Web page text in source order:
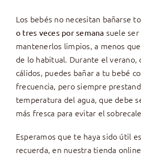
Los bebés no necesitan bañarse
o tres veces por semana suele
mantenerlos limpios, a menos
de lo habitual. Durante el verano,
cálidos, puedes bañar a tu bebé
frecuencia, pero siempre
temperatura del agua, que debe
más fresca para evitar el
Esperamos que te haya sido útil
recuerda, en nuestra tienda